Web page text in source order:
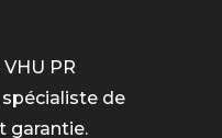
PR
de
garantie.